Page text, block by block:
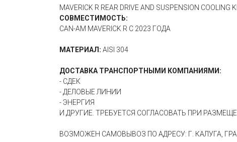
MAVERICK R REAR DRIVE AND SUSPENSION COOLING
СОВМЕСТИМОСТЬ:
CAN-AM MAVERICK R С 2023 ГОДА
МАТЕРИАЛ: AISI 304
ДОСТАВКА ТРАНСПОРТНЫМИ КОМПАНИЯМИ:
- СДЕК
- ДЕЛОВЫЕ ЛИНИИ
- ЭНЕРГИЯ
И ДРУГИЕ. ТРЕБУЕТСЯ СОГЛАСОВАТЬ ПРИ
ВОЗМОЖЕН САМОВЫВОЗ ПО АДРЕСУ: Г. КАЛУГА,